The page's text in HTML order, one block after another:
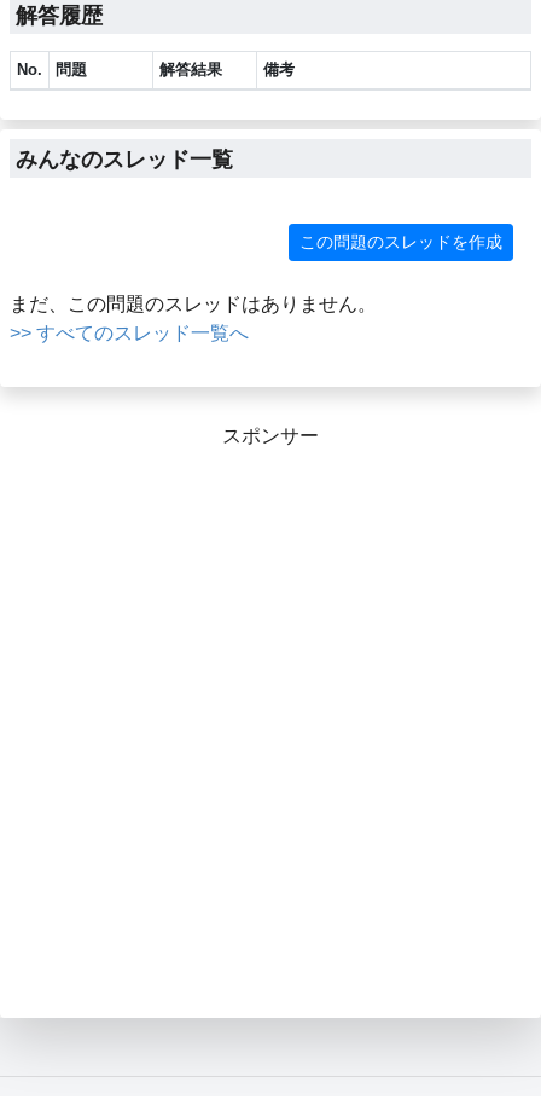
解答履歴
No. 問題 解答結果 備考
みんなのスレッド一覧
この問題のスレッドを作成
まだ、この問題のスレッドはありません。
>> すべてのスレッド一覧へ
スポンサー